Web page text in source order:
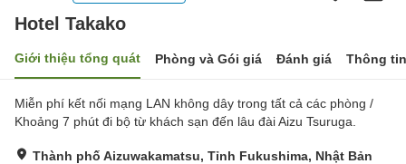
Hotel Takako
Giới thiệu tổng quát Phòng và Gói giá Đánh giá Thông
Miễn phí kết nối mạng LAN không dây trong tất cả các phòng /
Khoảng 7 phút đi bộ từ khách sạn đến lâu đài Aizu Tsuruga.
Thành phố Aizuwakamatsu, Tỉnh Fukushima, Nhật Bản